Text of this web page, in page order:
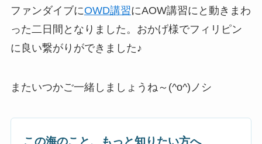
ファンダイブにOWD講習にAOW講習にと動きまわ
った二日間となりました。おかげ様でフィリピン
に良い繋がりができました♪
またいつかご一緒しましょうね～(^o^)ノシ